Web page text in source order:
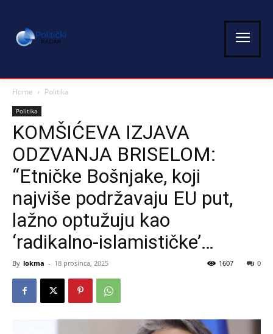
Home Politika
Politika
KOMŠIĆEVA IZJAVA
ODZVANJA BRISELOM:
“Etničke Bošnjake, koji
najviše podržavaju EU put,
lažno optužuju kao
‘radikalno-islamističke’…
By lokma - 18 prosinca, 2025 0
1607